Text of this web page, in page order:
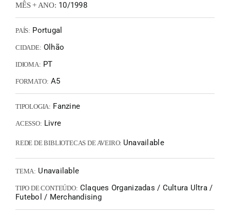
MÊS + ANO: 10/1998
PAÍS: Portugal
CIDADE: Olhão
IDIOMA: PT
FORMATO: A5
TIPOLOGIA: Fanzine
ACESSO: Livre
REDE DE BIBLIOTECAS DE AVEIRO: Unavailable
TEMA: Unavailable
TIPO DE CONTEÚDO: Claques Organizadas / Cultura Ultra /
Futebol / Merchandising